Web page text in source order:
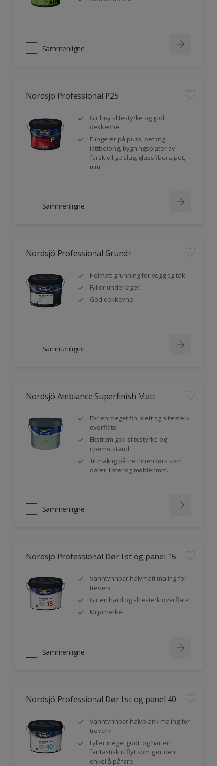
Sammenligne
Nordsjö Professional P25
Gir høy slitestyrke og god
dekkevne
Fungerer på puss, betong,
lettbetong, bygningsplater av
forskjellige slag, glassfibertapet,
mm
Sammenligne
Nordsjö Professional Grund+
Helmatt grunning for vegg og tak
Fyller underlaget
God dekkevne
Sammenligne
Nordsjö Ambiance Superfinish Matt
For en meget fin, slett og slitesterk
overflate
Ekstrem god slitestyrke og
ripemotstand
Til maling på tre innendørs som
dører, lister og møbler mm.
Sammenligne
Nordsjö Professional Dør list og panel 15
Vanntynnbar halvmatt maling for
treverk
Gir en hard og slitesterk overflate
Miljømerket
Sammenligne
Nordsjö Professional Dør list og panel 40
Vanntynnbar halvblank maling for
treverk
Fyller meget godt, og har en
fantastisk utflyt som gjør den
enkel å påføre